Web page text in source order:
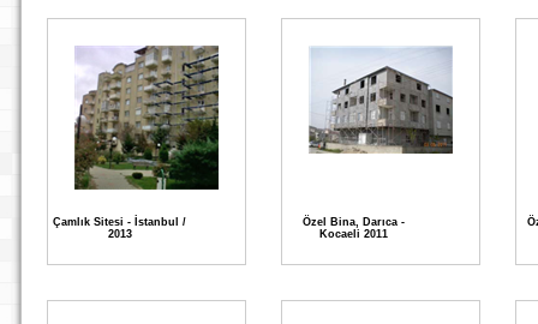
Çamlık Sitesi - İstanbul /
2013
Özel Bina, Darıca -
Kocaeli 2011